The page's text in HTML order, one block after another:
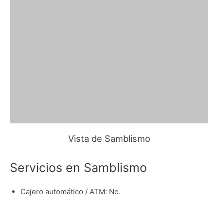
Vista de Samblismo
Servicios en Samblismo
Cajero automático / ATM: No.